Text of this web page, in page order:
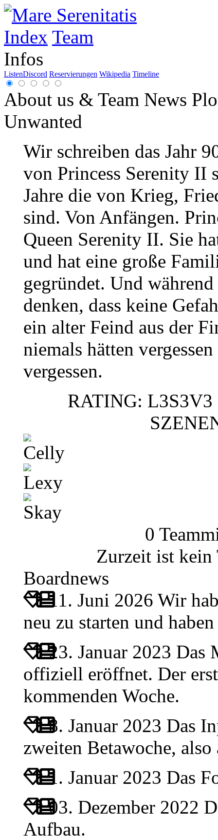
Index Team
Infos
ListenDiscord Reservierungen Wikipedia Timeline
About us & Team News
Unwanted
Wir schreiben das Jahr
von Princess Serenity II
Jahre die von Krieg,
sind. Von Anfängen.
Queen Serenity II. Sie
und hat eine große
gegründet. Und
denken, dass keine
ein alter Feind aus der
niemals hätten
vergessen.
RATING:
Celly
Lexy
Skay
0
Zurzeit ist
Boardnews
11. Juni 2026 Wir
neu zu starten und
23. Januar 2023 Das
offiziell eröffnet. Der
kommenden Woche.
8. Januar 2023 Das
zweiten Betawoche, also
1. Januar 2023 Das
03. Dezember 2022
Aufbau.